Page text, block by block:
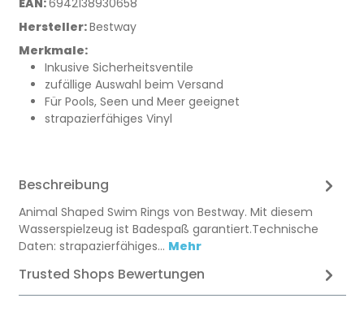
Hersteller:Bestway
Merkmale:
Inkusive Sicherheitsventile
zufällige Auswahl beim Versand
Für Pools, Seen und Meer geeignet
strapazierfähiges Vinyl
Beschreibung
Animal Shaped Swim Rings von Bestway. Mit diesem
Wasserspielzeug ist Badespaß garantiert.Technische
Daten: strapazierfähiges… Mehr
Trusted Shops Bewertungen